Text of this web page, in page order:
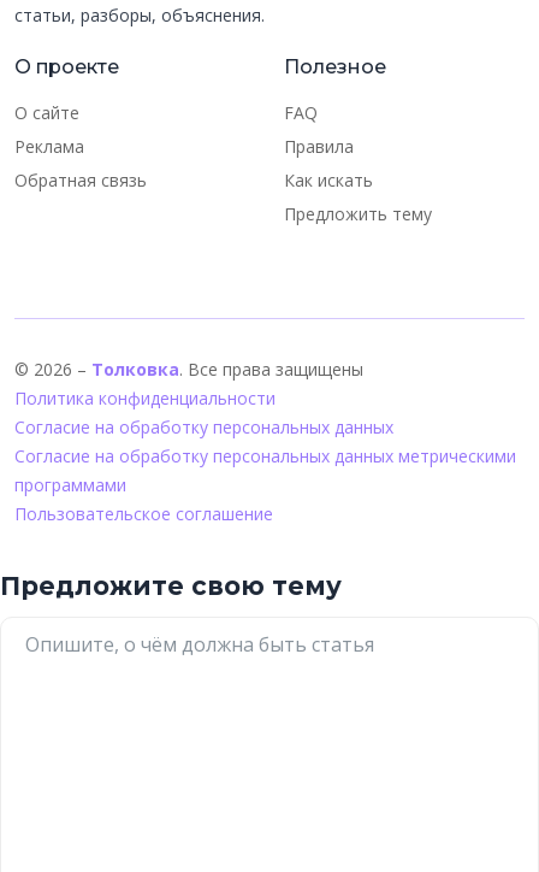
статьи, разборы, объяснения.
О проекте
О сайте
Реклама
Обратная связь
Полезное
FAQ
Правила
Как искать
Предложить тему
© 2026 – Толковка. Все права защищены
Политика конфиденциальности
Согласие на обработку персональных данных
Согласие на обработку персональных данных метрическими
программами
Пользовательское соглашение
Предложите свою тему